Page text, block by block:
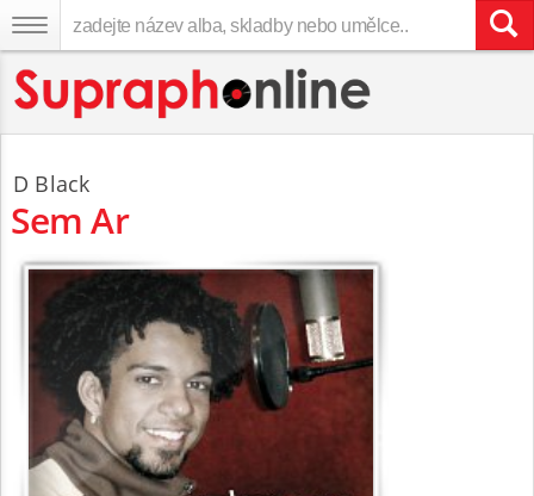
D Black
Sem Ar